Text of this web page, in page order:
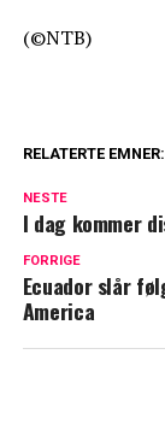
(©NTB)
RELATERTE EMNER:
NESTE
I dag kommer
FORRIGE
Ecuador slår
America